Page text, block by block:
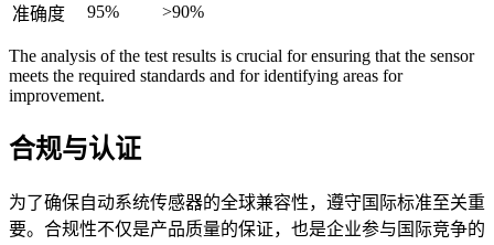
准确度
95% >90%
The analysis of the test results is crucial for ensuring that the sensor
meets the required standards and for identifying areas for
improvement.
合规与认证
为了确保自动系统传感器的全球兼容性，遵守国际标准至关重
要。合规性不仅是产品质量的保证，也是企业参与国际竞争的